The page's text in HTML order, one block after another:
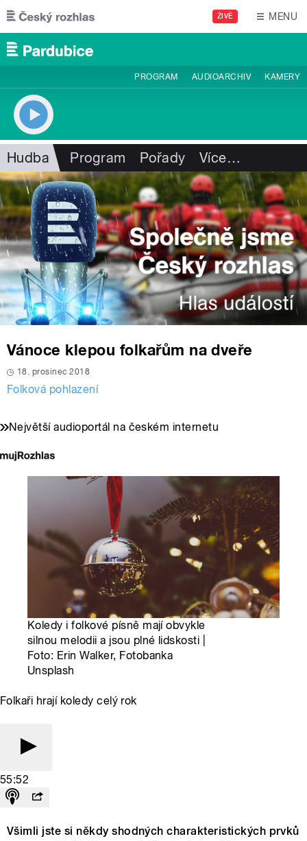
Přejít k hlavnímu obsahu
ŽIVĚ MENU
PROGRAM AUDIOARCHIV KAMERY
Hudba Program Pořady Více…
Vánoce klepou folkařům na dveře
18. prosinec 2018
Folková pohlazení
Největší audioportál na českém internetu
Koledy i folkové písně mají obvykle
silnou melodii a jsou plné lidskosti |
Foto: Erin Walker, Fotobanka
Unsplash
Folkaři hrají koledy celý rok
55:52
Všimli jste si někdy shodných charakteristických prvků